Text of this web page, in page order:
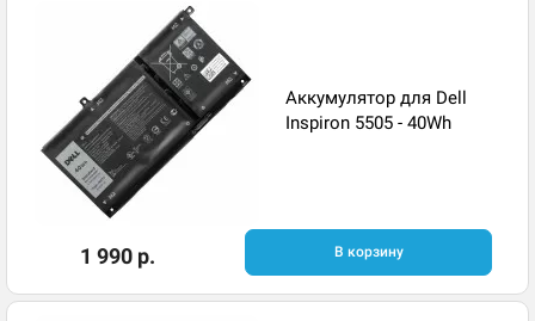
Аккумулятор для Dell
Inspiron 5505 - 40Wh
1 990 р. В корзину